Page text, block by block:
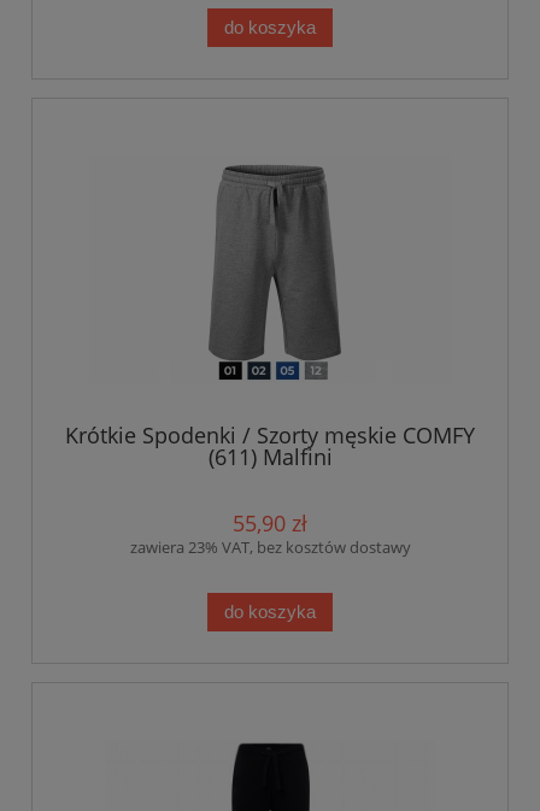
do koszyka
Krótkie Spodenki / Szorty męskie COMFY
(611) Malfini
55,90 zł
zawiera 23% VAT, bez kosztów dostawy
do koszyka